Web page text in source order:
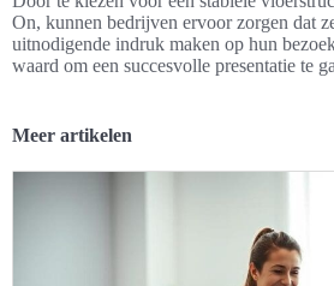
On, kunnen bedrijven ervoor zorgen dat
uitnodigende indruk maken op hun
waard om een succesvolle presentatie te
Meer artikelen